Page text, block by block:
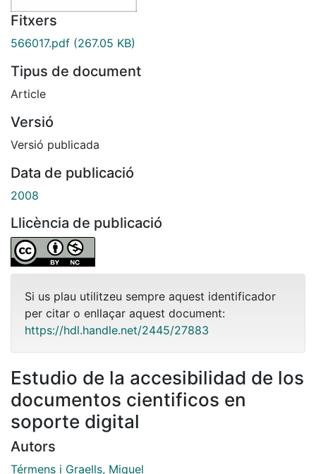
Fitxers
566017.pdf (267.05 KB)
Tipus de document
Article
Versió
Versió publicada
Data de publicació
2008
Llicència de publicació
Si us plau utilitzeu sempre aquest identificador
per citar o enllaçar aquest document:
https://hdl.handle.net/2445/27883
Estudio de la accesibilidad de los
documentos cientificos en
soporte digital
Autors
Térmens i Graells, Miquel